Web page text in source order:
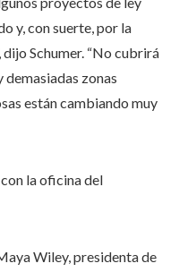
y, con suerte, por la
dijo Schumer. “No cubrirá
zonas
están cambiando muy
la oficina del
Wiley, presidenta de